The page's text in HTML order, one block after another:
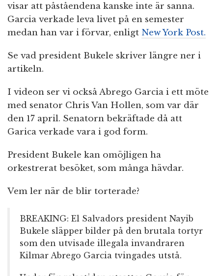
visar att påståendena kanske inte är sanna.
Garcia verkade leva livet på en semester
medan han var i förvar, enligt New York Post.
Se vad president Bukele skriver längre ner i
artikeln.
I videon ser vi också Abrego Garcia i ett möte
med senator Chris Van Hollen, som var där
den 17 april. Senatorn bekräftade då att
Garica verkade vara i god form.
President Bukele kan omöjligen ha
orkestrerat besöket, som många hävdar.
Vem ler när de blir torterade?
BREAKING: El Salvadors president Nayib
Bukele släpper bilder på den brutala tortyr
som den utvisade illegala invandraren
Kilmar Abrego Garcia tvingades utstå.